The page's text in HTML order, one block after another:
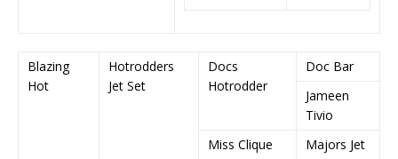
Blazing
Hot
Hotrodders
Jet Set
Docs
Hotrodder
Doc Bar
Jameen
Tivio
Miss Clique
Majors Jet